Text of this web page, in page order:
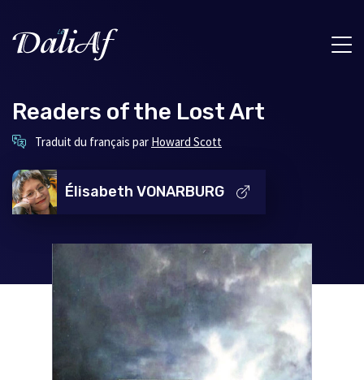
Readers of the Lost Art
Traduit du français par Howard Scott
dans
une
nouvelle
Élisabeth VONARBURG